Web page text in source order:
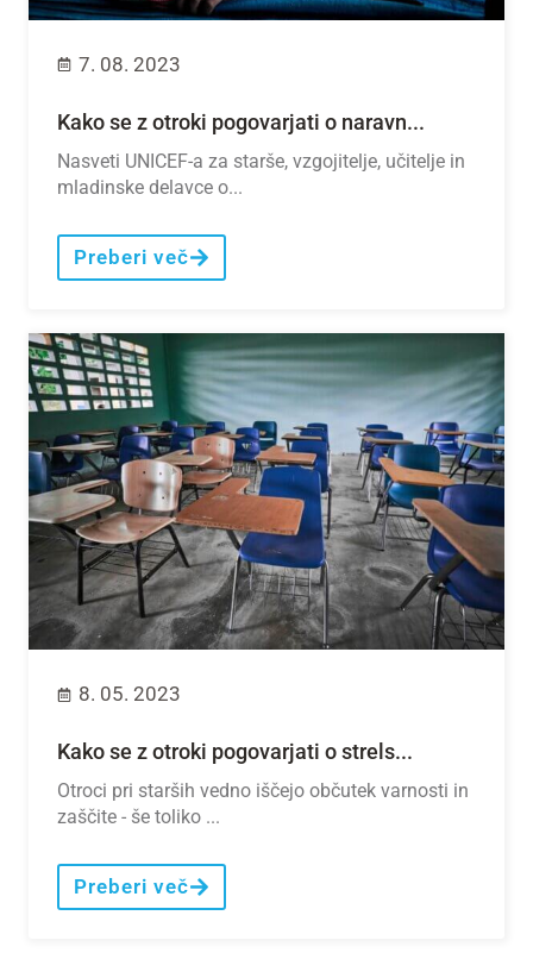
7. 08. 2023
Kako se z otroki pogovarjati o naravn...
Nasveti UNICEF-a za starše, vzgojitelje, učitelje in
mladinske delavce o...
Preberi več
8. 05. 2023
Kako se z otroki pogovarjati o strels...
Otroci pri starših vedno iščejo občutek varnosti in
zaščite - še toliko ...
Preberi več